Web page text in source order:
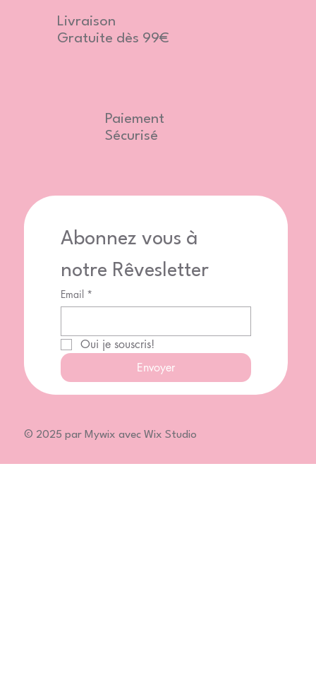
Abonnez vous à
notre Rêvesletter
Email *
Oui je souscris!
Envoyer
Livraison
Gratuite dès 99€
Paiement
Sécurisé
© 2025 par Mywix avec Wix Studio